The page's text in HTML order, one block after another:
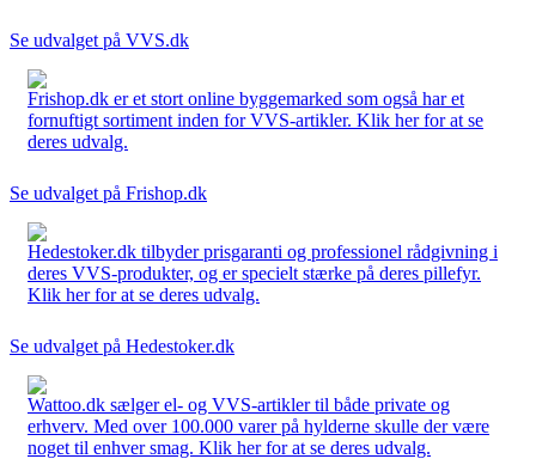
Se udvalget på VVS.dk
Frishop.dk er et stort online byggemarked som også har et
fornuftigt sortiment inden for VVS-artikler. Klik her for at se
deres udvalg.
Se udvalget på Frishop.dk
Hedestoker.dk tilbyder prisgaranti og professionel rådgivning i
deres VVS-produkter, og er specielt stærke på deres pillefyr.
Klik her for at se deres udvalg.
Se udvalget på Hedestoker.dk
Wattoo.dk sælger el- og VVS-artikler til både private og
erhverv. Med over 100.000 varer på hylderne skulle der være
noget til enhver smag. Klik her for at se deres udvalg.